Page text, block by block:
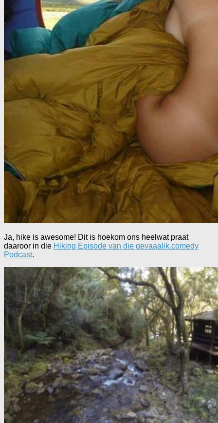
Ja, hike is awesome! Dit is hoekom ons heelwat praat
daaroor in die Hiking Episode van die gevaaalik.comedy
Podcast.